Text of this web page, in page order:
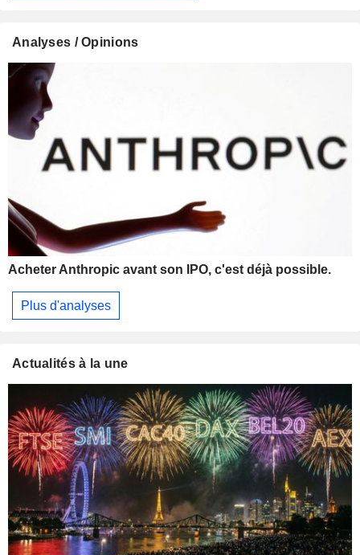
Analyses / Opinions
Acheter Anthropic avant son IPO, c'est déjà possible.
Plus d'analyses
Actualités à la une